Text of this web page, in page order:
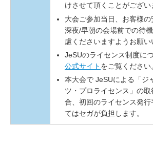
けさせて頂くことがござい
大会ご参加当日、お客様の
深夜/早朝の会場前での待
慮くださいますようお願い
JeSUのライセンス制度に
公式サイト をご覧ください
本大会で JeSUによる「ジ
ツ・プロライセンス」の
合、初回のライセンス発行
てはセガが負担します。